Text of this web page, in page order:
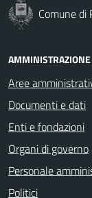
Comune di
AMMINISTRAZIONE
Aree
Documenti e dati
Enti e fondazioni
Organi di governo
Personale
Politici